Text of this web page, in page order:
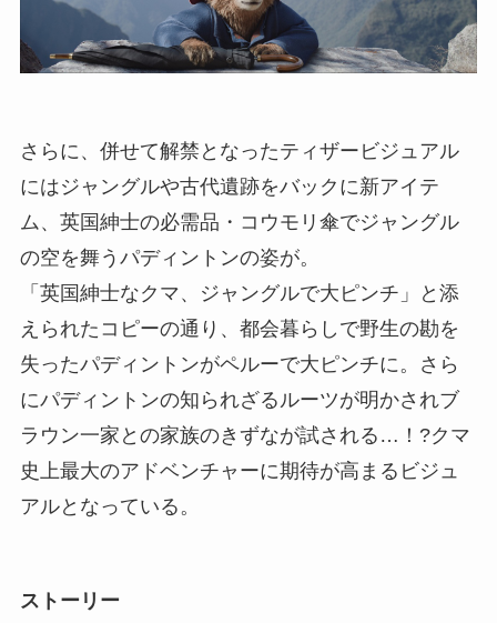
さらに、併せて解禁となったティザービジュアル
にはジャングルや古代遺跡をバックに新アイテ
ム、英国紳士の必需品・コウモリ傘でジャングル
の空を舞うパディントンの姿が。
「英国紳士なクマ、ジャングルで大ピンチ」と添
えられたコピーの通り、都会暮らしで野生の勘を
失ったパディントンがペルーで大ピンチに。さら
にパディントンの知られざるルーツが明かされブ
ラウン一家との家族のきずなが試される…！?クマ
史上最大のアドベンチャーに期待が高まるビジュ
アルとなっている。
ストーリー